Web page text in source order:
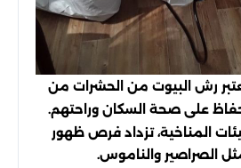
رش البيوت من الحشرات من
على صحة السكان وراحتهم.
المناخية، تزداد فرص ظهور
الصراصير والناموس.